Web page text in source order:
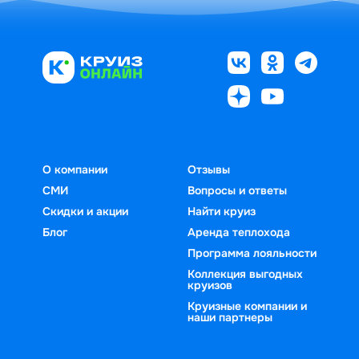
О компании
СМИ
Скидки и акции
Блог
Отзывы
Вопросы и ответы
Найти круиз
Аренда теплохода
Программа лояльности
Коллекция выгодных
круизов
Круизные компании и
наши партнеры